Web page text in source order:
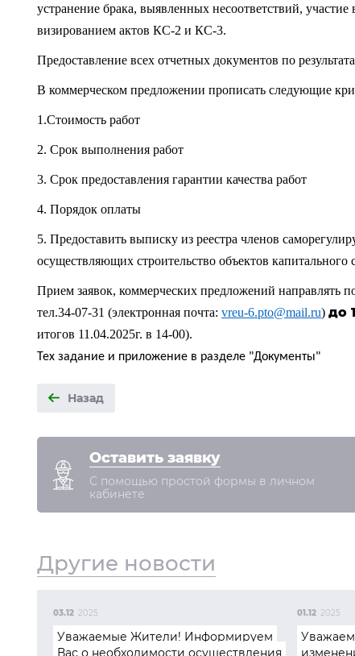
устранение брака, выявленных несоответствий,
визированием актов КС-2 и КС-3.
Предоставление всех отчетных документов по
В коммерческом предложении прописать следующие
1.Стоимость работ
2. Срок выполнения работ
3. Срок предоставления гарантии качества работ
4. Порядок оплаты
5. Предоставить выписку из реестра членов
осуществляющих строительство объектов капитального
Прием заявок, коммерческих предложений направлять
тел.34-07-31 (электронная почта: vreu-6.pto@mail.ru) до
итогов 11.04.2025г. в 14-00).
Тех задание и приложение в разделе "Документы"
Назад
Оставить заявку
С помощью простой формы в личном
кабинете
Другие новости
03.12 2025
Уважаемые Жители! Информируем
Вас о необходимости осуществления
01.12 2025